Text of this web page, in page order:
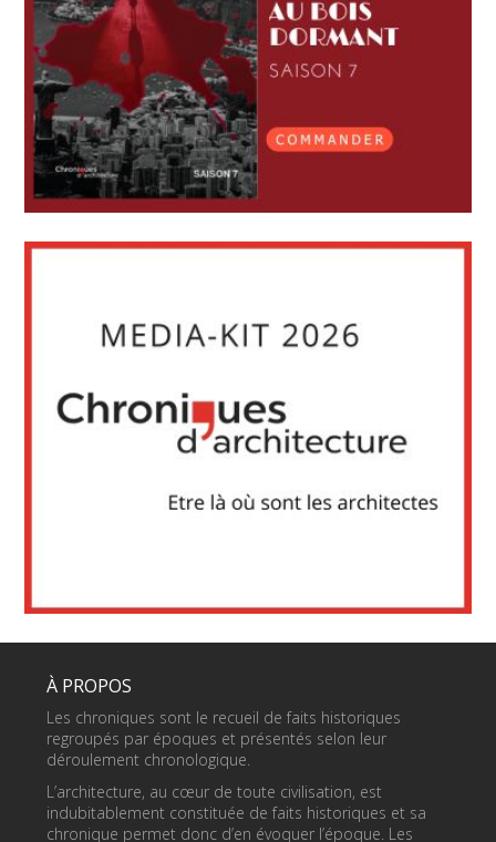
À PROPOS
Les chroniques sont le recueil de faits historiques
regroupés par époques et présentés selon leur
déroulement chronologique.
L’architecture, au cœur de toute civilisation, est
indubitablement constituée de faits historiques et sa
chronique permet donc d’en évoquer l’époque. Les